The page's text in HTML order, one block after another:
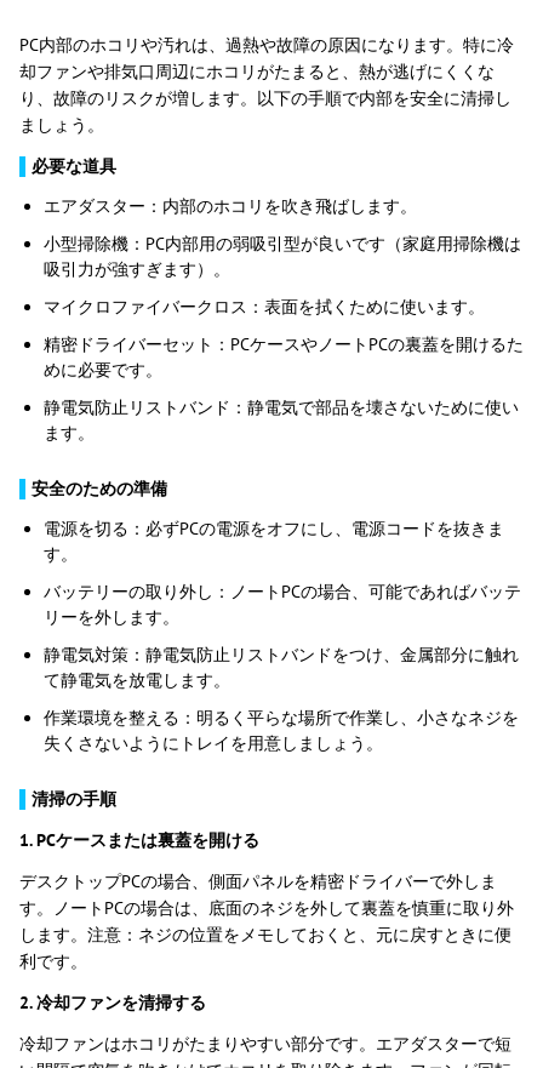
PC内部のホコリや汚れは、過熱や故障の原因になります。特に冷
却ファンや排気口周辺にホコリがたまると、熱が逃げにくくな
り、故障のリスクが増します。以下の手順で内部を安全に清掃し
ましょう。
必要な道具
エアダスター：内部のホコリを吹き飛ばします。
小型掃除機：PC内部用の弱吸引型が良いです（家庭用掃除機は
吸引力が強すぎます）。
マイクロファイバークロス：表面を拭くために使います。
精密ドライバーセット：PCケースやノートPCの裏蓋を開けるた
めに必要です。
静電気防止リストバンド：静電気で部品を壊さないために使い
ます。
安全のための準備
電源を切る：必ずPCの電源をオフにし、電源コードを抜きま
す。
バッテリーの取り外し：ノートPCの場合、可能であればバッテ
リーを外します。
静電気対策：静電気防止リストバンドをつけ、金属部分に触れ
て静電気を放電します。
作業環境を整える：明るく平らな場所で作業し、小さなネジを
失くさないようにトレイを用意しましょう。
清掃の手順
1. PCケースまたは裏蓋を開ける
デスクトップPCの場合、側面パネルを精密ドライバーで外しま
す。ノートPCの場合は、底面のネジを外して裏蓋を慎重に取り外
します。注意：ネジの位置をメモしておくと、元に戻すときに便
利です。
2. 冷却ファンを清掃する
冷却ファンはホコリがたまりやすい部分です。エアダスターで短